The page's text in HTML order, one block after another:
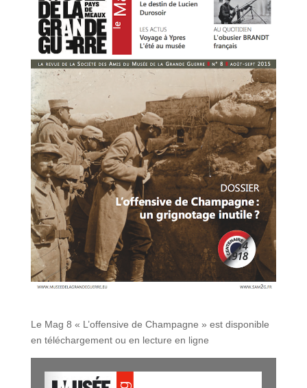
Le Mag 8 « L’offensive de Champagne » est disponible
en téléchargement ou en lecture en ligne